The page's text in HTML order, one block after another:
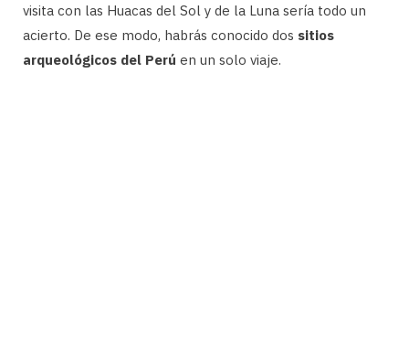
visita con las Huacas del Sol y de la Luna sería todo un
acierto. De ese modo, habrás conocido dos sitios
arqueológicos del Perú en un solo viaje.